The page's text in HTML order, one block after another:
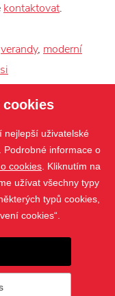
kontaktovat.
verandy, moderní
cookies
nejlepší uživatelské
Podrobné informace o
cookies . Kliknutím na
užívat všechny typy
typů cookies,
cookies“.